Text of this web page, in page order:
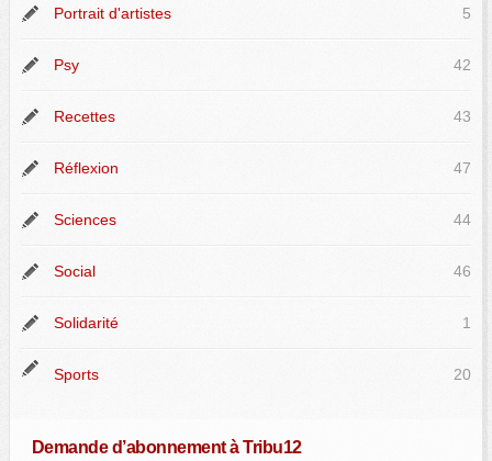
Portrait d'artistes 5
Psy 42
Recettes 43
Réflexion 47
Sciences 44
Social 46
Solidarité 1
Sports 20
Demande d’abonnement à Tribu12